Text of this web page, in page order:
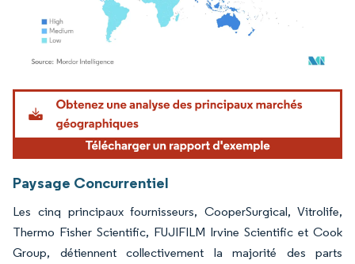
Image © Mordor Intelligence. La réutilisation nécessite une attribution sous CC BY
Paysage Concurrentiel
Les cinq principaux fournisseurs, CooperSurgical, Vitrolife,
Thermo Fisher Scientific, FUJIFILM Irvine Scientific et Cook
Group, détiennent collectivement la majorité des parts